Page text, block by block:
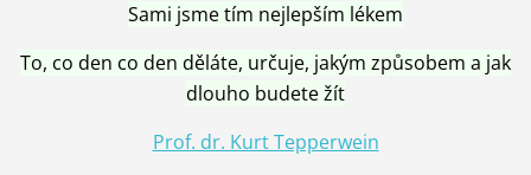
Sami jsme tím nejlepším lékem
To, co den co den děláte, určuje, jakým způsobem a jak
dlouho budete žít
Prof. dr. Kurt Tepperwein